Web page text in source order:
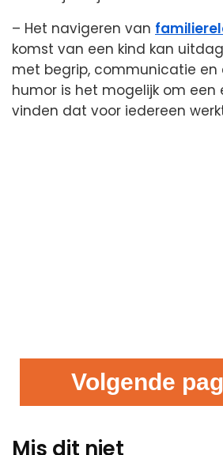
– Het navigeren van
komst van een kind kan
met begrip, communicatie en
humor is het mogelijk om een
vinden dat voor iedereen
Volgende
Mis dit niet